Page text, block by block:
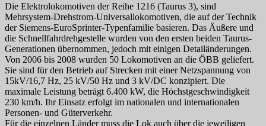
Die Elektrolokomotiven der Reihe 1216 (Taurus 3), sind
Mehrsystem-Drehstrom-Universallokomotiven, die auf der Technik
der Siemens-EuroSprinter-Typenfamilie basieren. Das Äußere und
die Schnellfahrdrehgestelle wurden von den ersten beiden Taurus-
Generationen übernommen, jedoch mit einigen Detailänderungen.
Von 2006 bis 2008 wurden 50 Lokomotiven an die ÖBB geliefert.
Sie sind für den Betrieb auf Strecken mit einer Netzspannung von
15kV/16,7 Hz, 25 kV/50 Hz und 3 kV/DC konzipiert. Die
maximale Leistung beträgt 6.400 kW, die Höchstgeschwindigkeit
230 km/h. Ihr Einsatz erfolgt im nationalen und internationalen
Personen- und Güterverkehr.
Für die einzelnen Länder muss die Lok auch über die jeweiligen